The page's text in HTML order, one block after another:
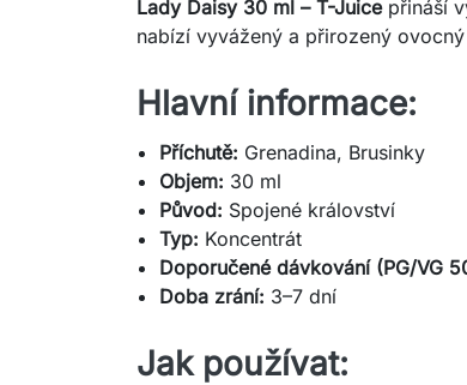
Lady Daisy 30 ml – T-Juicepřináší
nabízí vyvážený a přirozený
Hlavní informace:
Příchutě: Grenadina, Brusinky
Objem: 30 ml
Původ: Spojené království
Typ: Koncentrát
Doporučené dávkování (PG/VG
Doba zrání: 3–7 dní
Jak používat: